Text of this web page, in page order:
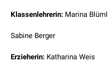
Klassenlehrerin: Marina Blüml
Sabine Berger
Erzieherin: Katharina Weis